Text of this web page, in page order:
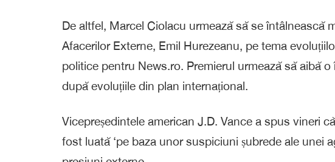
De altfel, Marcel Ciolacu urmează să se întâlnească
Afacerilor Externe, Emil Hurezeanu, pe tema
politice pentru News.ro. Premierul urmează să aibă
după evoluțiile din plan internațional.
Vicepreședintele american J.D. Vance a spus vineri
fost luată ‘pe baza unor suspiciuni șubrede ale unei